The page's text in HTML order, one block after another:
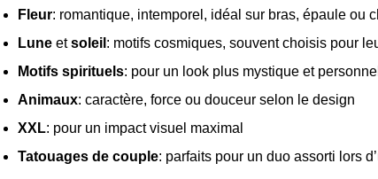
Fleur: romantique, intemporel, idéal sur bras, épaule ou
Lune etsoleil : motifs cosmiques, souvent choisis pour
Motifs spirituels: pour un look plus mystique et personnel
Animaux: caractère, force ou douceur selon le design
XXL: pour un impact visuel maximal
Tatouages de couple: parfaits pour un duo assorti lors